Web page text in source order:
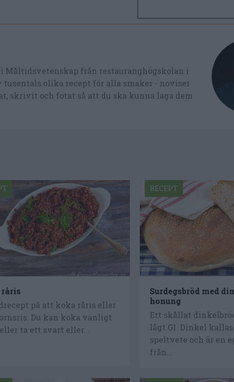
Måltidsvetenskap från restauranghögskolan i
tusentals olika recept för alla smaker - noviser
skrivit och fotat så att du ska kunna laga dem
på att koka råris eller
Du kan koka vanligt
ta ett svart eller...
Surdegsbröd med
honung
Ett skållat
lågt GI. Dinkel
speltvete och är en
från...
RECEPT